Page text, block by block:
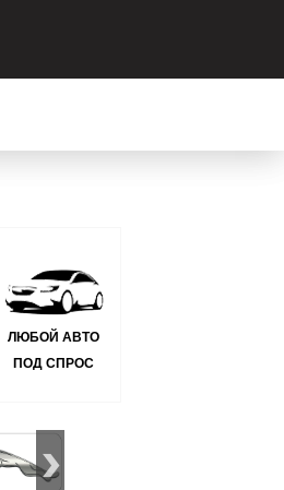
ЛЮБОЙ АВТО
ПОД СПРОС